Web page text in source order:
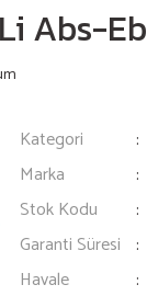
Abs-
Kategori
Marka
Stok Kodu
Garanti Süresi
Havale